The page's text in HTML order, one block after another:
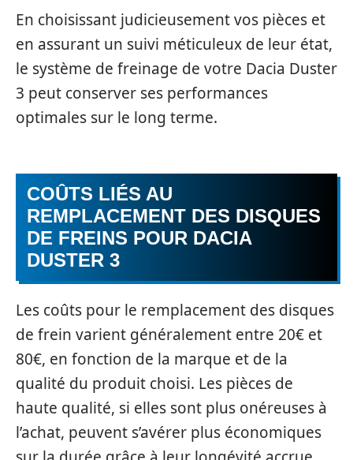
En choisissant judicieusement vos pièces et
en assurant un suivi méticuleux de leur état,
le système de freinage de votre Dacia Duster
3 peut conserver ses performances
optimales sur le long terme.
COÛTS LIÉS AU
REMPLACEMENT DES DISQUES
DE FREINS POUR DACIA
DUSTER 3
Les coûts pour le remplacement des disques
de frein varient généralement entre 20€ et
80€, en fonction de la marque et de la
qualité du produit choisi. Les pièces de
haute qualité, si elles sont plus onéreuses à
l’achat, peuvent s’avérer plus économiques